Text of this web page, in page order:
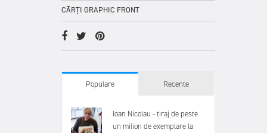
CĂRȚI GRAPHIC FRONT
Populare Recente
Ioan Nicolau - tiraj de peste
un milion de exemplare la